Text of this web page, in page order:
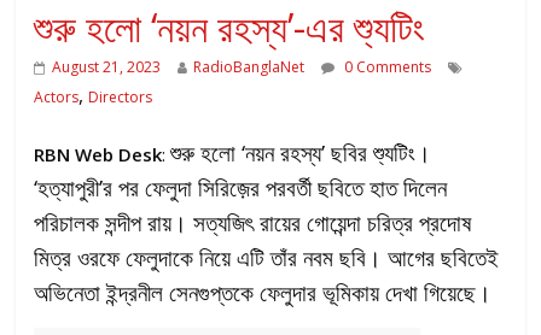
শুরু হলো ‘নয়ন রহস্য’-এর শ্যুটিং
August 21, 2023 RadioBanglaNet
0 Comments
Actors, Directors
RBN Web Desk:শুরু হলো ‘নয়ন রহস্য’ ছবির শ্যুটিং।
‘হত্যাপুরী’র পর ফেলুদা সিরিজ়ের পরবর্তী ছবিতে হাত দিলেন
পরিচালক সন্দীপ রায়। সত্যজিৎ রায়ের গোয়েন্দা চরিত্র প্রদোষ
মিত্র ওরফে ফেলুদাকে নিয়ে এটি তাঁর নবম ছবি। আগের ছবিতেই
অভিনেতা ইন্দ্রনীল সেনগুপ্তকে ফেলুদার ভূমিকায় দেখা গিয়েছে।